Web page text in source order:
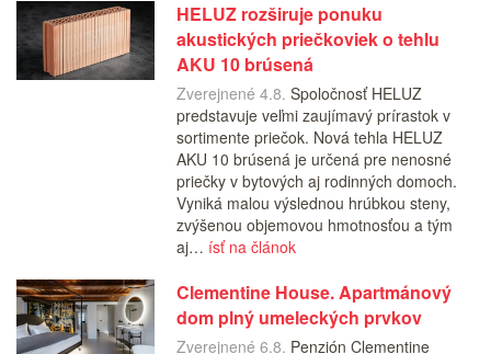
HELUZ rozširuje ponuku
akustických priečkoviek o tehlu
AKU 10 brúsená
Zverejnené 4.8. Spoločnosť HELUZ
predstavuje veľmi zaujímavý prírastok v
sortimente priečok. Nová tehla HELUZ
AKU 10 brúsená je určená pre nenosné
priečky v bytových aj rodinných domoch.
Vyniká malou výslednou hrúbkou steny,
zvýšenou objemovou hmotnosťou a tým
aj… ísť na článok
Clementine House. Apartmánový
dom plný umeleckých prvkov
Zverejnené 6.8. Penzión Clementine